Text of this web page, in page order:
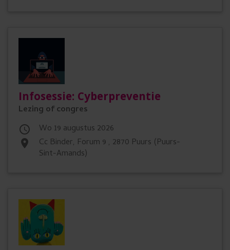
Infosessie: Cyberpreventie
Lezing of congres
 wo 19 augustus 2026
place
cc Binder, Forum 9 , 2870 Puurs (Puurs-
Sint-Amands)